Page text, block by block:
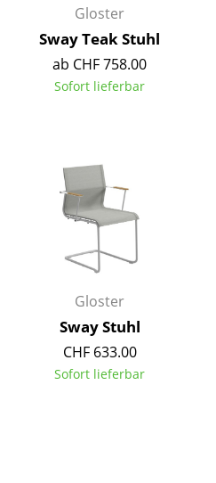
Outdoor-Leuchten
Akkuleuchten
... alle Leuchten
Doppelbetten
Einzelbetten
Stapelbetten
Kinderbetten
Nachttische & Bettzubehör
... alle Betten
Accessoires
Gloster
Sway Teak Stuhl
ab CHF 758.00
Sofort lieferbar
Gloster
Sway Stuhl
CHF 633.00
Sofort lieferbar